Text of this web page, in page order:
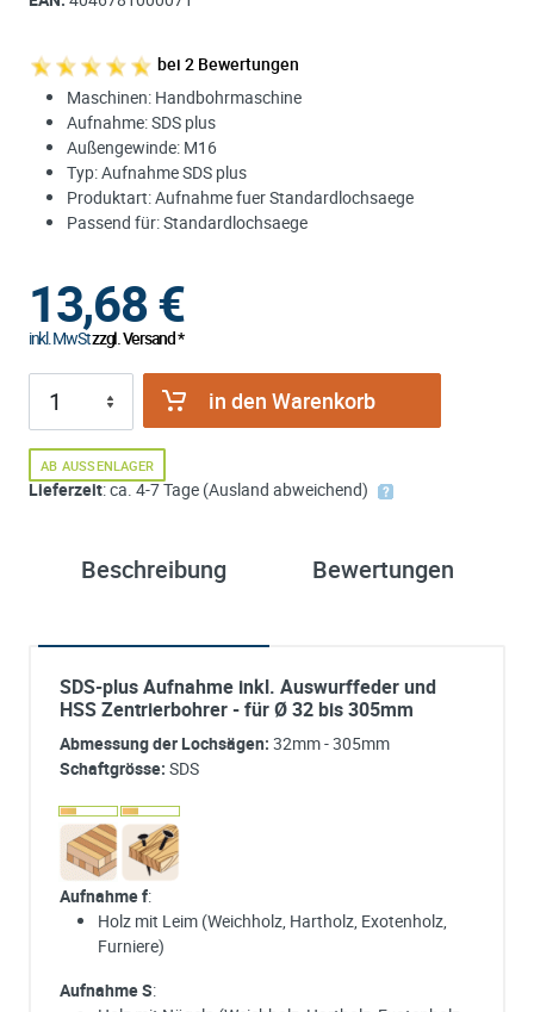
bei 2 Bewertungen
Maschinen: Handbohrmaschine
Aufnahme: SDS plus
Außengewinde: M16
Typ: Aufnahme SDS plus
Produktart: Aufnahme fuer Standardlochsaege
Passend für: Standardlochsaege
13,68€
inkl. MwStzzgl. Versand *
in den Warenkorb
AB AUSSENLAGER
Lieferzeit: ca. 4-7 Tage (Ausland abweichend)
Beschreibung Bewertungen
SDS-plus Aufnahme inkl. Auswurffeder und
HSS Zentrierbohrer - für Ø 32 bis 305mm
Abmessung der Lochsägen: 32mm - 305mm
Schaftgrösse: SDS
Aufnahme f:
Holz mit Leim (Weichholz, Hartholz, Exotenholz,
Furniere)
Aufnahme S: